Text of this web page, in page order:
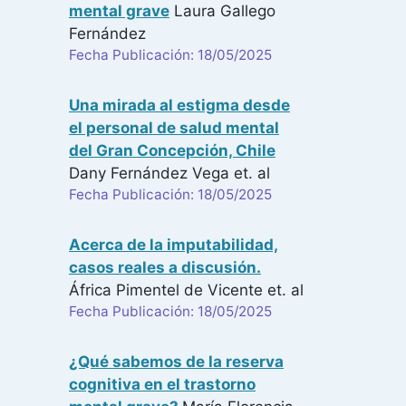
mental grave Laura Gallego
Fernández
Fecha Publicación: 18/05/2025
Una mirada al estigma desde
el personal de salud mental
del Gran Concepción, Chile
Dany Fernández Vega et. al
Fecha Publicación: 18/05/2025
Acerca de la imputabilidad,
casos reales a discusión.
África Pimentel de Vicente et. al
Fecha Publicación: 18/05/2025
¿Qué sabemos de la reserva
cognitiva en el trastorno